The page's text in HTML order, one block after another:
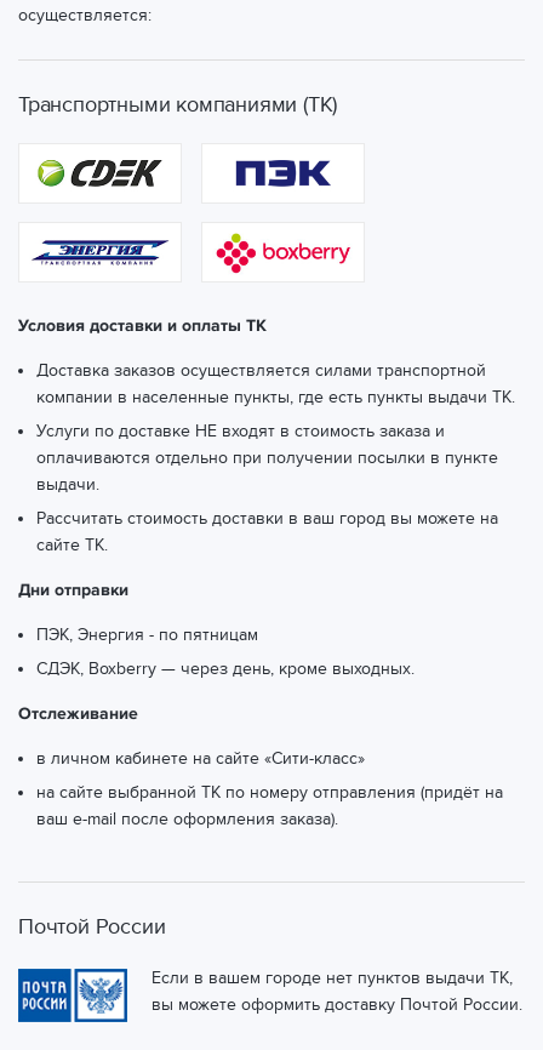
осуществляется:
Транспортными компаниями (ТК)
Условия доставки и оплаты ТК
Доставка заказов осуществляется силами транспортной
компании в населенные пункты, где есть пункты выдачи ТК.
Услуги по доставке НЕ входят в стоимость заказа и
оплачиваются отдельно при получении посылки в пункте
выдачи.
Рассчитать стоимость доставки в ваш город вы можете на
сайте ТК.
Дни отправки
ПЭК, Энергия - по пятницам
СДЭК, Boxberry — через день, кроме выходных.
Отслеживание
в личном кабинете на сайте «Сити-класс»
на сайте выбранной ТК по номеру отправления (придёт на
ваш e-mail после оформления заказа).
Почтой России
Если в вашем городе нет пунктов выдачи ТК,
вы можете оформить доставку Почтой России.